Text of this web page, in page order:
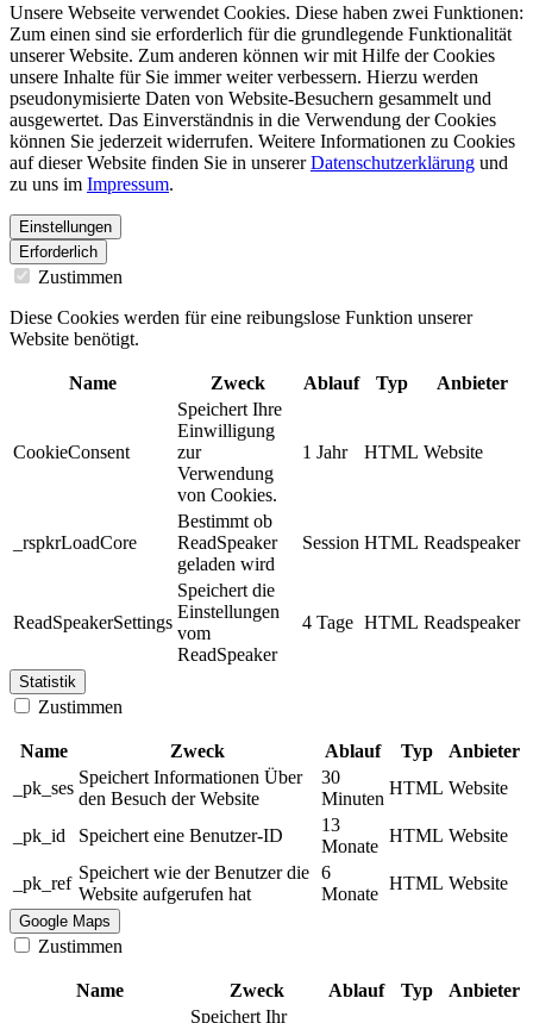
Unsere Webseite verwendet Cookies. Diese haben zwei Funktionen:
Zum einen sind sie erforderlich für die grundlegende Funktionalität
unserer Website. Zum anderen können wir mit Hilfe der Cookies
unsere Inhalte für Sie immer weiter verbessern. Hierzu werden
pseudonymisierte Daten von Website-Besuchern gesammelt und
ausgewertet. Das Einverständnis in die Verwendung der Cookies
können Sie jederzeit widerrufen. Weitere Informationen zu Cookies
auf dieser Website finden Sie in unsererDatenschutzerklärung und
zu uns im Impressum.
Einstellungen
Erforderlich
Zustimmen
Diese Cookies werden für eine reibungslose Funktion unserer
Website benötigt.
Name Zweck Ablauf Typ Anbieter
CookieConsent
Speichert Ihre
Einwilligung
zur
Verwendung
von Cookies.
1 Jahr HTML Website
_rspkrLoadCore
Bestimmt ob
ReadSpeaker
geladen wird
Session HTML Readspeaker
ReadSpeakerSettings
Speichert die
Einstellungen
vom
ReadSpeaker
4 Tage HTML Readspeaker
Statistik
Zustimmen
Name Zweck Ablauf Typ
Anbieter
_pk_ses
Speichert Informationen Über
den Besuch der Website
30
Minuten
HTML Website
_pk_id Speichert eine Benutzer-ID
13
Monate
HTML Website
_pk_ref
Speichert wie der Benutzer die
Website aufgerufen hat
6
Monate
HTML Website
Google Maps
Zustimmen
Name Zweck Ablauf Typ
Anbieter
Speichert Ihr